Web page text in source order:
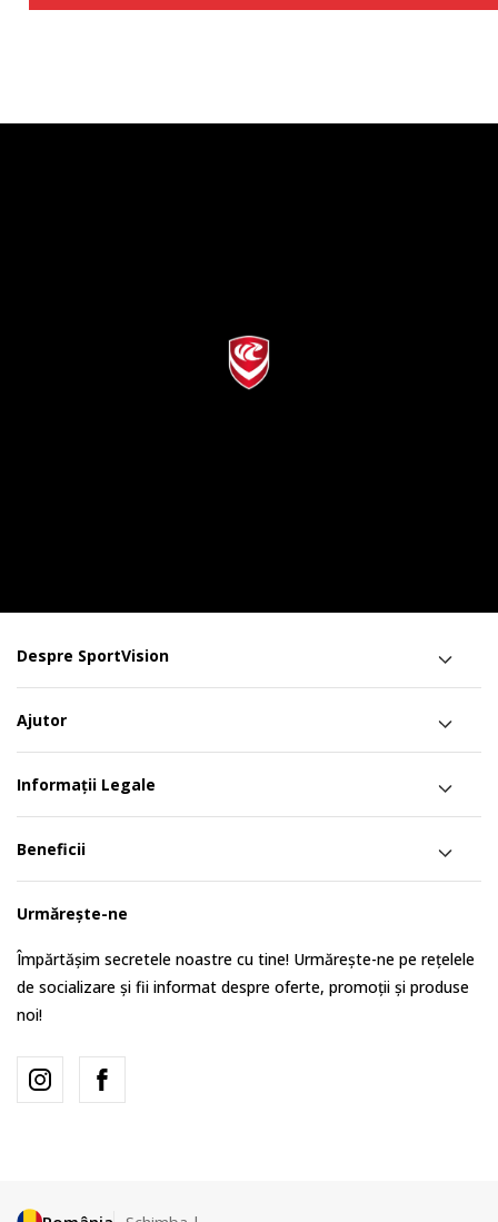
Despre SportVision
Ajutor
Informații Legale
Beneficii
Urmărește-ne
Împărtășim secretele noastre cu tine! Urmărește-ne pe rețelele
de socializare și fii informat despre oferte, promoții și produse
noi!